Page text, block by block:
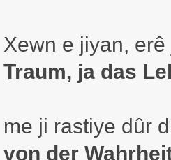
Xewn e jiyan,
Traum, ja das
me ji rastiye dûr
von der